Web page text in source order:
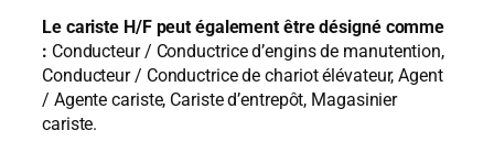
Le cariste H/F peut également être désigné comme
: Conducteur / Conductrice d’engins de manutention,
Conducteur / Conductrice de chariot élévateur, Agent
/ Agente cariste, Cariste d’entrepôt, Magasinier
cariste.